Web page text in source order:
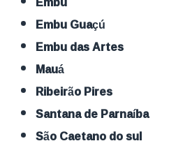
Embu Guaçú
Embu das Artes
Mauá
Ribeirão Pires
Santana de Parnaíba
São Caetano do sul